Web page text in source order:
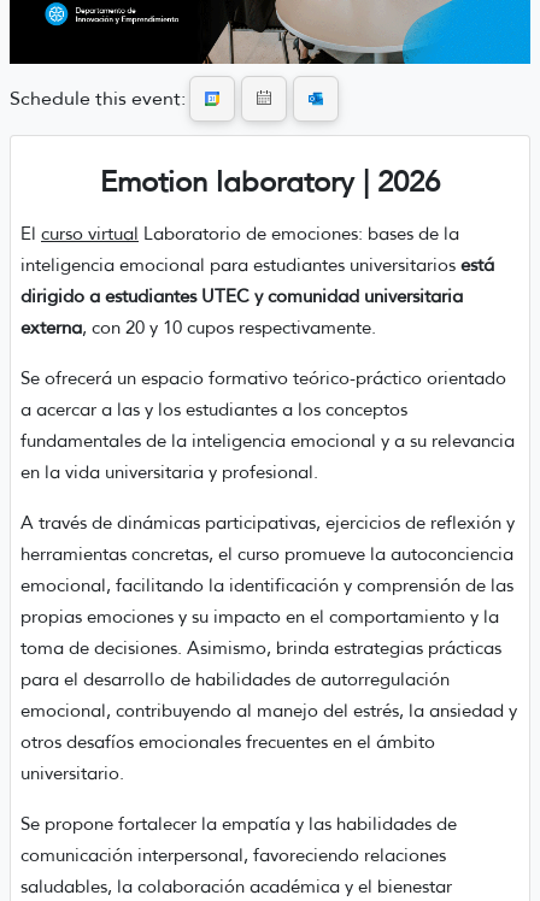
Schedule this event:
Emotion laboratory | 2026
El curso virtual Laboratorio de emociones: bases de la
inteligencia emocional para estudiantes universitarios está
dirigido a estudiantes UTEC y comunidad universitaria
externa, con 20 y 10 cupos respectivamente.
Se ofrecerá un espacio formativo teórico-práctico orientado
a acercar a las y los estudiantes a los conceptos
fundamentales de la inteligencia emocional y a su relevancia
en la vida universitaria y profesional.
A través de dinámicas participativas, ejercicios de reflexión y
herramientas concretas, el curso promueve la autoconciencia
emocional, facilitando la identificación y comprensión de las
propias emociones y su impacto en el comportamiento y la
toma de decisiones. Asimismo, brinda estrategias prácticas
para el desarrollo de habilidades de autorregulación
emocional, contribuyendo al manejo del estrés, la ansiedad y
otros desafíos emocionales frecuentes en el ámbito
universitario.
Se propone fortalecer la empatía y las habilidades de
comunicación interpersonal, favoreciendo relaciones
saludables, la colaboración académica y el bienestar